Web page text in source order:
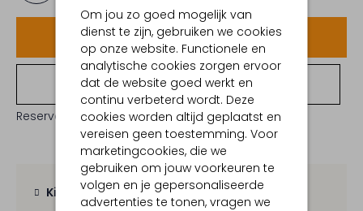
Om jou zo goed mogelijk van
dienst te zijn, gebruiken we cookies
op onze website. Functionele en
analytische cookies zorgen ervoor
dat de website goed werkt en
continu verbeterd wordt. Deze
cookies worden altijd geplaatst en
vereisen geen toestemming. Voor
marketingcookies, die we
gebruiken om jouw voorkeuren te
volgen en je gepersonaliseerde
advertenties te tonen, vragen we
Voeg toe
Bekijk winkelvoorraad
Reserveer direct in een van onze 19 boutiques
Kies zelf je bezorgmoment